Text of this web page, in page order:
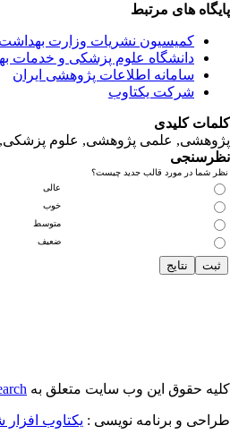
پایگاه های مرتبط
کمیسیون نشریات وزارت بهداشت
دانشگاه‌ علوم‌ پزشکی‌ و خدمات‌
سامانه اطلاعات پژوهشی ایران
شرکت یکتاوب
کلمات کلیدی
پژوهشی, علمی پژوهشی, علوم‌ پزشکی‌,
نظرسنجی
نظر شما در مورد قالب جدید چیست؟
عالی
خوب
متوسط
ضعیف
کلیه حقوق این وب سایت متعلق به
طراحی و برنامه نویسی : یکتاوب